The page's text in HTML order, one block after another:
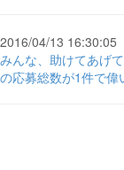
2016/04/13 16:30:05
みんな、助けてあげ
の応募総数が1件で